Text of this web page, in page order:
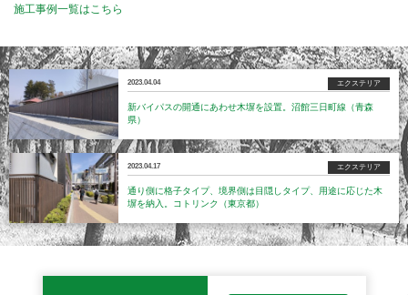
施工事例一覧はこちら
2023.04.04 エクステリア
新バイパスの開通にあわせ木塀を設置。沼館三日町線（青森
県）
2023.04.17 エクステリア
通り側に格子タイプ、境界側は目隠しタイプ、用途に応じた木
塀を納入。コトリンク（東京都）